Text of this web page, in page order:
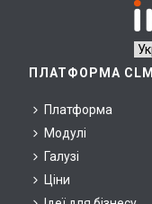
ПЛАТФОРМА CLM
Платформа
Модулі
Галузі
Ціни